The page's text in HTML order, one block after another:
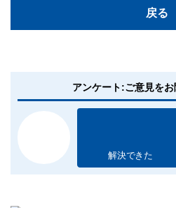
戻る
アンケート:ご意見を
解決できた